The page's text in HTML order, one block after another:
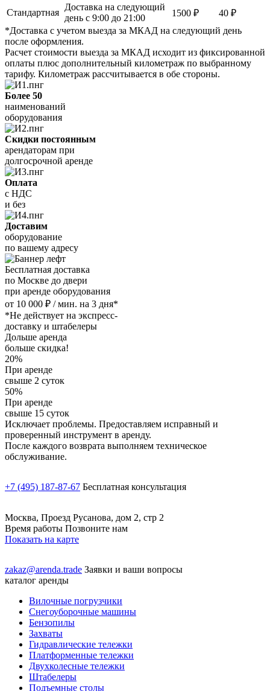
Стандартная
Доставка на следующий
день с 9:00 до 21:00
1500 ₽
40 ₽
*Доставка с учетом выезда за МКАД на следующий день
после оформления.
Расчет стоимости выезда за МКАД исходит из фиксированной
оплаты плюс дополнительный километраж по выбранному
тарифу. Километраж рассчитывается в обе стороны.
Более 50
наименований
оборудования
Скидки постоянным
арендаторам при
долгосрочной аренде
Оплата
с НДС
и без
Доставим
оборудование
по вашему адресу
Бесплатная доставка
по Москве до двери
при аренде оборудования
от 10 000 ₽ / мин. на 3 дня*
*Не действует на экспресс-
доставку и штабелеры
Дольше аренда
больше скидка!
20%
При аренде
свыше 2 суток
50%
При аренде
свыше 15 суток
Исключает проблемы. Предоставляем исправный и
проверенный инструмент в аренду.
После каждого возврата выполняем техническое
обслуживание.
+7 (495) 187-87-67 Бесплатная консультация
Москва, Проезд Русанова, дом 2, стр 2
Время работы Позвоните нам
Показать на карте
zakaz@arenda.trade Заявки и ваши вопросы
каталог аренды
Вилочные погрузчики
Снегоуборочные машины
Бензопилы
Захваты
Гидравлические тележки
Платформенные тележки
Двухколесные тележки
Штабелеры
Подъемные столы